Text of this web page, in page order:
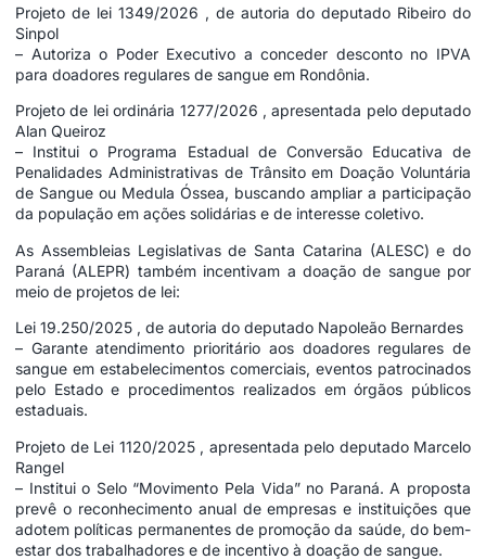
Projeto de lei 1349/2026 , de autoria do deputado Ribeiro do
Sinpol
– Autoriza o Poder Executivo a conceder desconto no IPVA
para doadores regulares de sangue em Rondônia.
Projeto de lei ordinária 1277/2026 , apresentada pelo deputado
Alan Queiroz
– Institui o Programa Estadual de Conversão Educativa de
Penalidades Administrativas de Trânsito em Doação Voluntária
de Sangue ou Medula Óssea, buscando ampliar a participação
da população em ações solidárias e de interesse coletivo.
As Assembleias Legislativas de Santa Catarina (ALESC) e do
Paraná (ALEPR) também incentivam a doação de sangue por
meio de projetos de lei:
Lei 19.250/2025 , de autoria do deputado Napoleão Bernardes
– Garante atendimento prioritário aos doadores regulares de
sangue em estabelecimentos comerciais, eventos patrocinados
pelo Estado e procedimentos realizados em órgãos públicos
estaduais.
Projeto de Lei 1120/2025 , apresentada pelo deputado Marcelo
Rangel
– Institui o Selo “Movimento Pela Vida” no Paraná. A proposta
prevê o reconhecimento anual de empresas e instituições que
adotem políticas permanentes de promoção da saúde, do bem-
estar dos trabalhadores e de incentivo à doação de sangue.